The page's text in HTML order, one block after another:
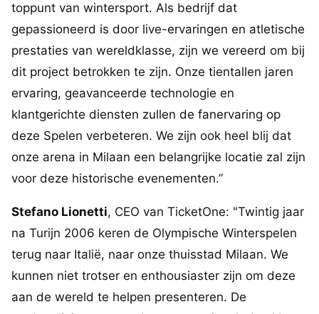
toppunt van wintersport. Als bedrijf dat
gepassioneerd is door live-ervaringen en atletische
prestaties van wereldklasse, zijn we vereerd om bij
dit project betrokken te zijn. Onze tientallen jaren
ervaring, geavanceerde technologie en
klantgerichte diensten zullen de fanervaring op
deze Spelen verbeteren. We zijn ook heel blij dat
onze arena in Milaan een belangrijke locatie zal zijn
voor deze historische evenementen.”
Stefano Lionetti, CEO van TicketOne: "Twintig jaar
na Turijn 2006 keren de Olympische Winterspelen
terug naar Italië, naar onze thuisstad Milaan. We
kunnen niet trotser en enthousiaster zijn om deze
aan de wereld te helpen presenteren. De